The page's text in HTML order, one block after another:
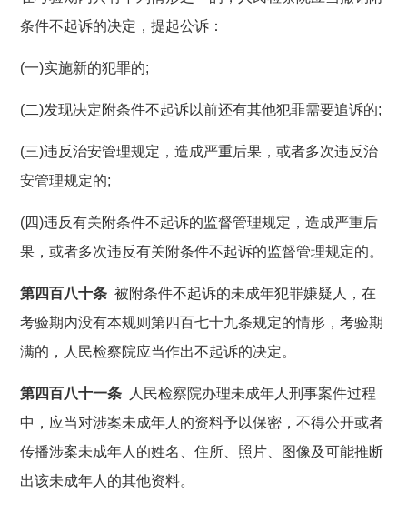
条件不起诉的决定，提起公诉：
(一)实施新的犯罪的;
(二)发现决定附条件不起诉以前还有其他犯罪需要追诉的;
(三)违反治安管理规定，造成严重后果，或者多次违反治
安管理规定的;
(四)违反有关附条件不起诉的监督管理规定，造成严重后
果，或者多次违反有关附条件不起诉的监督管理规定的。
第四百八十条 被附条件不起诉的未成年犯罪嫌疑人，在
考验期内没有本规则第四百七十九条规定的情形，考验期
满的，人民检察院应当作出不起诉的决定。
第四百八十一条 人民检察院办理未成年人刑事案件过程
中，应当对涉案未成年人的资料予以保密，不得公开或者
传播涉案未成年人的姓名、住所、照片、图像及可能推断
出该未成年人的其他资料。